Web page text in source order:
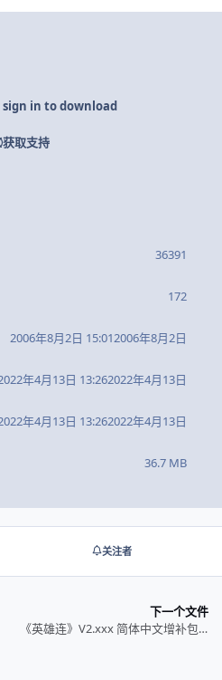
in to download
获取支持
36391
172
2006年8月2日 15:012006年8月2日
年4月13日 13:262022年4月13日
年4月13日 13:262022年4月13日
36.7 MB
关注者
下一个文件
《英雄连》V2.xxx 简体中文增补包 第二版